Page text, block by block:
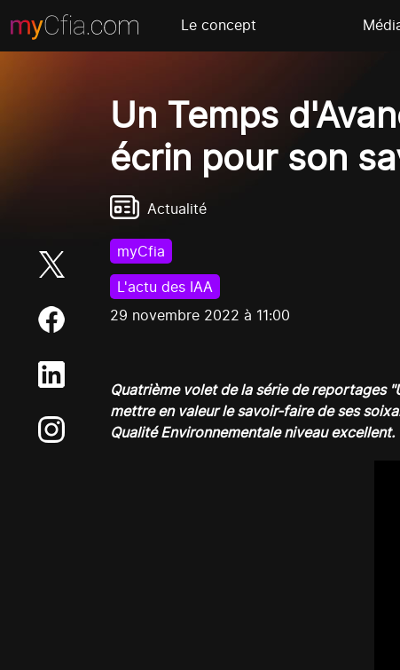
Le concept
Un Temps
écrin pour son
Actualité
myCfia
L'actu des IAA
29 novembre 2022 à 11:00
Quatrième volet de la série de reportages
mettre en valeur le savoir-faire de ses
Qualité Environnementale niveau excellent.